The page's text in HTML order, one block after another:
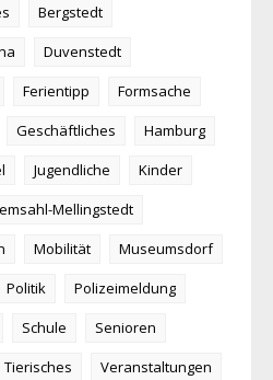
Bergstedt
Duvenstedt
Ferientipp
Formsache
Geschäftliches
Hamburg
Jugendliche
Kinder
Mellingstedt
Mobilität
Museumsdorf
Politik
Polizeimeldung
Schule
Senioren
Tierisches
Veranstaltungen